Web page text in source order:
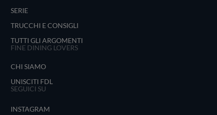
SERIE
TRUCCHI E CONSIGLI
TUTTI GLI ARGOMENTI
FINE DINING LOVERS
CHI SIAMO
UNISCITI FDL
SEGUICI SU
INSTAGRAM